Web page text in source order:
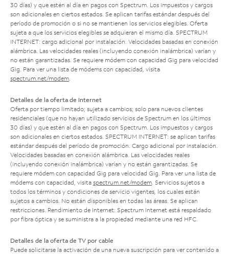
30 días) y que estén al día en pagos con Spectrum. Los impuestos y cargos
son adicionales en ciertos estados. Se aplican tarifas estándar después del
período de promoción o si no se mantienen los servicios elegibles. Oferta
sujeta a que los servicios elegibles se adquieran el mismo día. SPECTRUM
INTERNET: cargo adicional por instalación. Velocidades basadas en conexión
alámbrica. Las velocidades reales (incluyendo conexión inalámbrica) varían y
no están garantizadas. Se requiere módem con capacidad Gig para velocidad
Gig. Para ver una lista de módems con capacidad, visita
spectrum.net/modem
Detalles de la oferta de Internet
Oferta por tiempo limitado; sujeta a cambios; solo para nuevos clientes
residenciales (que no hayan utilizado servicios de Spectrum en los últimos
30 días) y que estén al día en pagos con Spectrum. Los impuestos y cargos
son adicionales en ciertos estados. SPECTRUM INTERNET: se aplican tarifas
estándar después del período de promoción. Cargo adicional por instalación.
Velocidades basadas en conexión alámbrica. Las velocidades reales
(incluyendo conexión inalámbrica) varían y no están garantizadas. Se
requiere módem con capacidad Gig para velocidad Gig. Para ver una lista de
módems con capacidad, visita spectrum.net/modem . Servicios sujetos a
todos los términos y condiciones de servicio vigentes, los cuales están
sujetos a cambios. No están disponibles en todas las áreas. Se aplican
restricciones. Rendimiento de Internet: Spectrum Internet está respaldado
por fibra óptica y se suministra a la propiedad mediante una red HFC.
Detalles de la oferta de TV por cable
Puede solicitarse la activación de una nueva suscripción para ver contenido a